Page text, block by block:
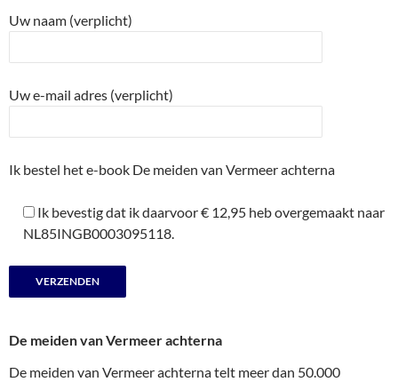
Uw naam (verplicht)
Uw e-mail adres (verplicht)
Ik bestel het e-book De meiden van Vermeer achterna
Ik bevestig dat ik daarvoor € 12,95 heb overgemaakt naar
NL85INGB0003095118.
De meiden van Vermeer achterna
De meiden van Vermeer achterna telt meer dan 50.000